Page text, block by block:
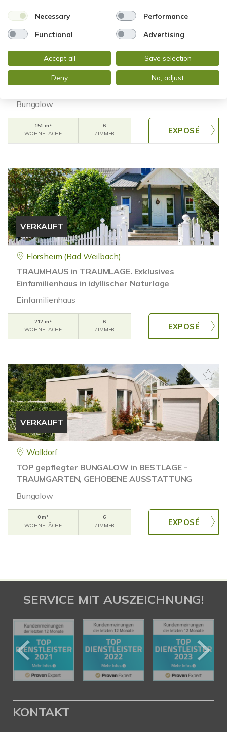
VERKAUFT
Taunusstein
FREISTEHENDER BUNGALOW mit HERRLICHEM
GARTEN in BESTLAGE VON TAUNUSSTEIN
(WEHEN)
Bungalow
151 m²
WOHNFLÄCHE
6
ZIMMER
VERKAUFT
Flörsheim (Bad Weilbach)
TRAUMHAUS in TRAUMLAGE. Exklusives
Einfamilienhaus in idyllischer Naturlage
Einfamilienhaus
212 m²
WOHNFLÄCHE
6
ZIMMER
VERKAUFT
Walldorf
TOP gepflegter BUNGALOW in BESTLAGE -
TRAUMGARTEN, GEHOBENE AUSSTATTUNG
Bungalow
0 m²
WOHNFLÄCHE
6
ZIMMER
SERVICE MIT AUSZEICHNUNG!
KONTAKT
Necessary Performance
Functional Advertising
Accept all Save selection
Deny No, adjust